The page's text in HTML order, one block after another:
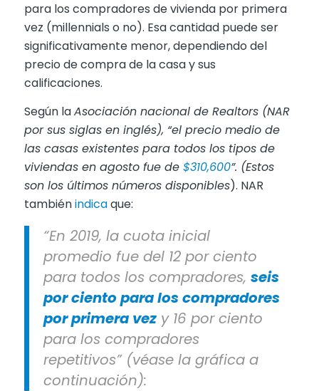
para los compradores de vivienda por primera
vez (millennials o no). Esa cantidad puede ser
significativamente menor, dependiendo del
precio de compra de la casa y sus
calificaciones.
Según laAsociación nacional de Realtors (NAR
por sus siglas en inglés), “el precio medio de
las casas existentes para todos los tipos de
viviendas en agosto fue de $310,600”. (Estos
son los últimos números disponibles). NAR
tambiénindicaque:
“En 2019, la cuota inicial
promedio fue del 12 por ciento
para todos los compradores, seis
por ciento para los compradores
por primera vezy 16 por ciento
para los compradores
repetitivos” (véase la gráfica a
continuación):